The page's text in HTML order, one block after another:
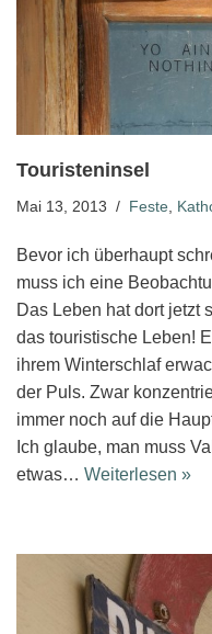
Touristeninsel
Mai 13, 2013 Feste
Bevor ich überhaupt
muss ich eine
Das Leben hat dort jetzt
das touristische Leben!
ihrem Winterschlaf
der Puls. Zwar
immer noch auf die
Ich glaube, man muss
etwas… Weiterlesen »